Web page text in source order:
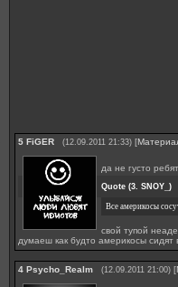
5 FiGER (12.09.2011 21:33) [
да не густо
Quote (3. SNOY_)
Все америкосы
свой тупой
думаеш как будто америкосы сидят
4 Psycho_Realm (12.09.2011 21:00) [